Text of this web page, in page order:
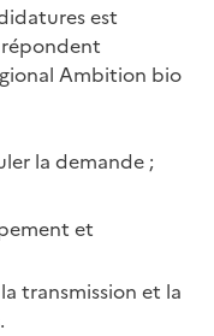
est
Ambition bio
la demande ;
et
transmission et la